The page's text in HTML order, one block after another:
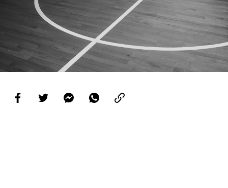
PROJETOS
LIGA BETCLIC MASCULINA
LIGA BETCLIC FEMININA